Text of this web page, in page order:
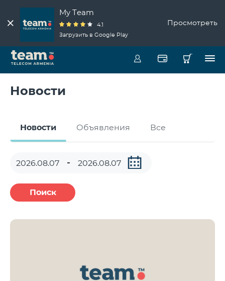
My Team
4.1
Загрузить в Google Play
Просмотреть
Новости
Новости Объявления Все
Поиск